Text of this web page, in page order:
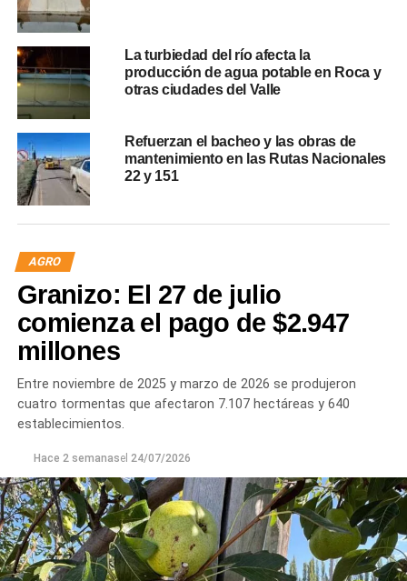
La turbiedad del río afecta la
producción de agua potable en Roca y
otras ciudades del Valle
Refuerzan el bacheo y las obras de
mantenimiento en las Rutas Nacionales
22 y 151
AGRO
Granizo: El 27 de julio
comienza el pago de $2.947
millones
Entre noviembre de 2025 y marzo de 2026 se produjeron
cuatro tormentas que afectaron 7.107 hectáreas y 640
establecimientos.
Hace 2 semanasel 24/07/2026